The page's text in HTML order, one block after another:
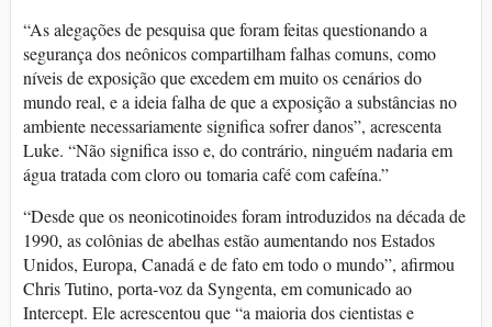
“As alegações de pesquisa que foram feitas questionando a
segurança dos neônicos compartilham falhas comuns, como
níveis de exposição que excedem em muito os cenários do
mundo real, e a ideia falha de que a exposição a substâncias no
ambiente necessariamente significa sofrer danos”, acrescenta
Luke. “Não significa isso e, do contrário, ninguém nadaria em
água tratada com cloro ou tomaria café com cafeína.”
“Desde que os neonicotinoides foram introduzidos na década de
1990, as colônias de abelhas estão aumentando nos Estados
Unidos, Europa, Canadá e de fato em todo o mundo”, afirmou
Chris Tutino, porta-voz da Syngenta, em comunicado ao
Intercept. Ele acrescentou que “a maioria dos cientistas e